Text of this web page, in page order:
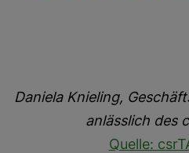
Daniela Knieling,
anlässlich des
Quelle: